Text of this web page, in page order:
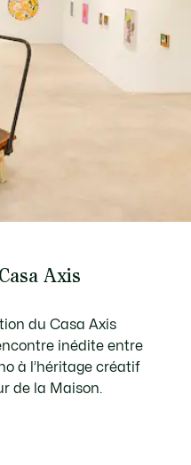
Axis
du Casa Axis
inédite entre
à l’héritage créatif
de la Maison.